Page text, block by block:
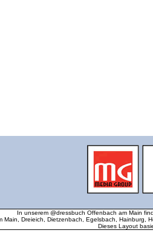
In unserem @dressbuch Offenbach am Main
Main, Dreieich, Dietzenbach, Egelsbach, Hainburg,
Dieses Layout